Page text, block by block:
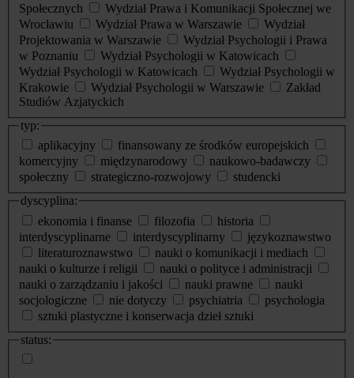
Społecznych
Wydział Prawa i Komunikacji Społecznej we
Wrocławiu
Wydział Prawa w Warszawie
Wydział
Projektowania w Warszawie
Wydział Psychologii i Prawa
w Poznaniu
Wydział Psychologii w Katowicach
Wydział Psychologii w Katowicach
Wydział Psychologii w
Krakowie
Wydział Psychologii w Warszawie
Zakład
Studiów Azjatyckich
typ:
aplikacyjny
finansowany ze środków europejskich
komercyjny
międzynarodowy
naukowo-badawczy
społeczny
strategiczno-rozwojowy
studencki
dyscyplina:
ekonomia i finanse
filozofia
historia
interdyscyplinarne
interdyscyplinarny
językoznawstwo
literaturoznawstwo
nauki o komunikacji i mediach
nauki o kulturze i religii
nauki o polityce i administracji
nauki o zarządzaniu i jakości
nauki prawne
nauki
socjologiczne
nie dotyczy psychiatria
psychologia
sztuki plastyczne i konserwacja dzieł sztuki
status: